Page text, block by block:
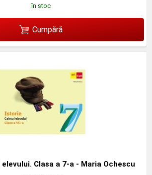
în stoc
Cumpără
Clasa a 7-a - Maria Ochescu